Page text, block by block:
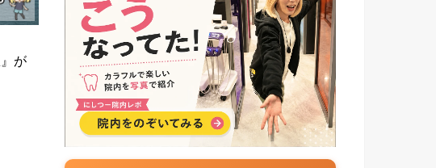
』が